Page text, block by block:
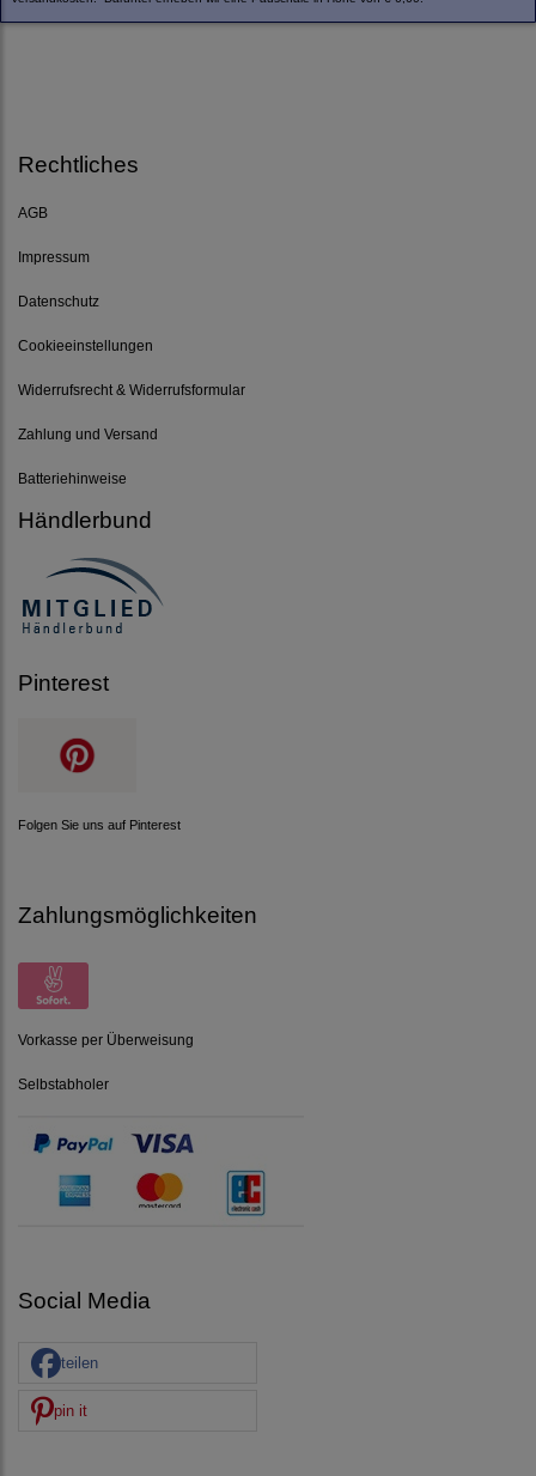
Rechtliches
AGB
Impressum
Datenschutz
Cookieeinstellungen
Widerrufsrecht & Widerrufsformular
Zahlung und Versand
Batteriehinweise
Händlerbund
Pinterest
Folgen Sie uns auf Pinterest
Zahlungsmöglichkeiten
Vorkasse per Überweisung
Selbstabholer
Social Media
teilen
pin it